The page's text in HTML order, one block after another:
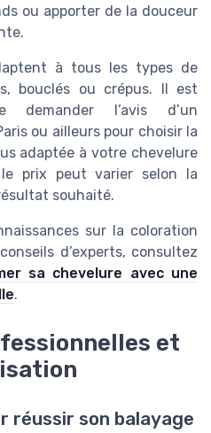
ou apporter de la douceur
à tous les types de
bouclés ou crépus. Il est
demander l’avis d’un
ou ailleurs pour choisir la
adaptée à votre chevelure
prix peut varier selon la
souhaité.
sur la coloration
d’experts, consultez
sa chevelure avec une
.
et
réussir son balayage